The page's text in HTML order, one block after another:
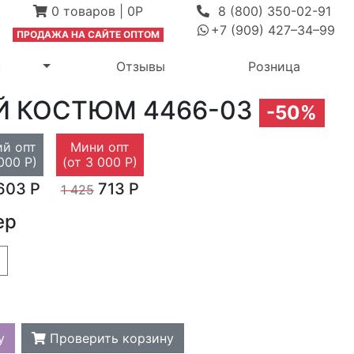
0 товаров 0Р
ПРОДАЖА НА САЙТЕ ОПТОМ
8 (800) 350-02-91
+7 (909) 427–34–99
меню
Переключить выпадающее меню
Отзывы Розница
КОСТЮМ 4466-03 -50%
опт
Р)
Р
Мини опт
(от 3 000 Р)
1 425713 Р
Проверить корзину